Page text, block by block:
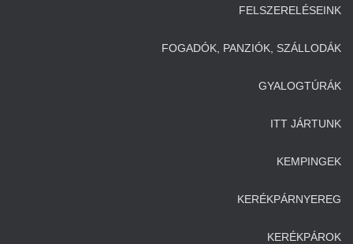
FELSZERELÉSEINK
FOGADÓK, PANZIÓK, SZÁLLODÁK
GYALOGTÚRÁK
ITT JÁRTUNK
KEMPINGEK
KERÉKPÁRNYEREG
KERÉKPÁROK